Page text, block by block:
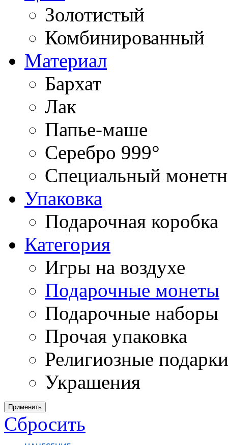
Золотистый
Комбинированный
Материал
Бархат
Лак
Папье-маше
Серебро 999°
Специальный
Упаковка
Подарочная коробка
Категория
Игры на воздухе
Подарочные монеты
Подарочные наборы
Прочая упаковка
Религиозные подарки
Украшения
Применить
Сбросить